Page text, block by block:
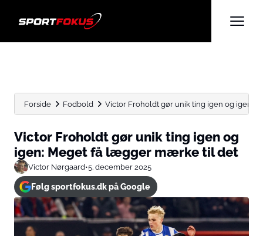
Forside Fodbold Victor Froholdt gør unik ting igen og igen:
Victor Froholdt gør unik ting igen og
igen: Meget få lægger mærke til det
Victor Nørgaard•5. december 2025
Følg sportfokus.dk på Google